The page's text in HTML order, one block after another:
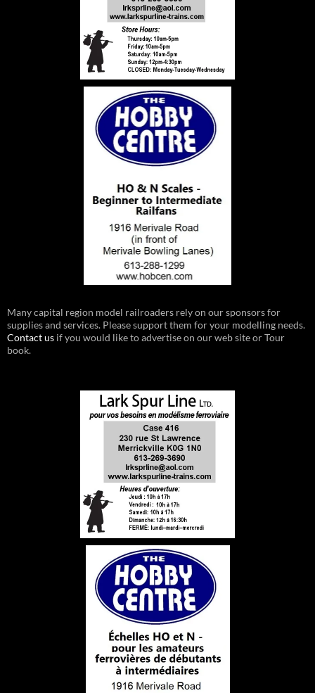
Many capital region model railroaders rely on our sponsors for
supplies and services. Please support them for your modelling needs.
Contact us if you would like to advertise on our web site or Tour
book.